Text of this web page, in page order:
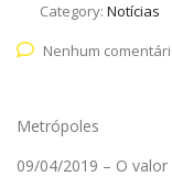
Category: Notícias
Nenhum
Metrópoles
09/04/2019 – O